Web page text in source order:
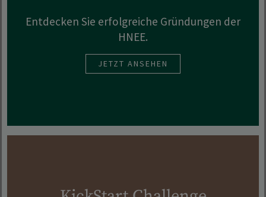
Entdecken Sie erfolgreiche Gründungen der
HNEE.
JETZT ANSEHEN